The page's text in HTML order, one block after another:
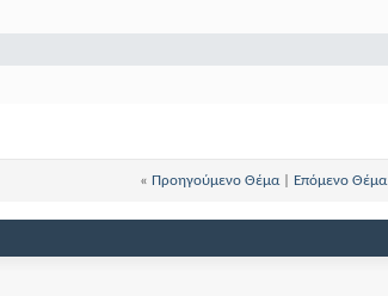
« Προηγούμενο Θέμα| Επόμενο Θέμα